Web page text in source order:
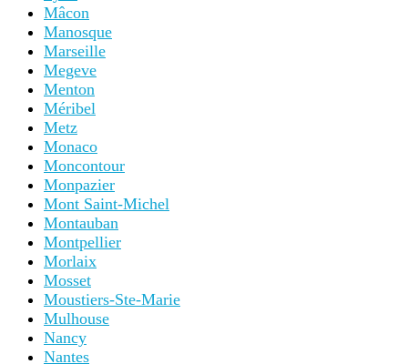
Mâcon
Manosque
Marseille
Megeve
Menton
Méribel
Metz
Monaco
Moncontour
Monpazier
Mont Saint-Michel
Montauban
Montpellier
Morlaix
Mosset
Moustiers-Ste-Marie
Mulhouse
Nancy
Nantes